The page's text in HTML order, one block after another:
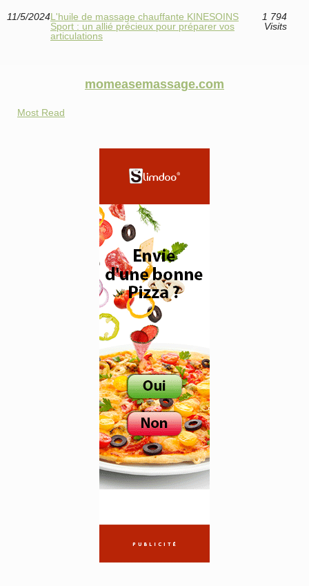
11/5/2024L'huile de massage chauffante KINESOINS
Sport : un allié précieux pour préparer vos
articulations
1 794
Visits
momeasemassage.com
Most Read